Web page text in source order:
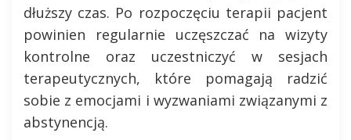
dłuższy czas. Po rozpoczęciu terapii pacjent
powinien regularnie uczęszczać na wizyty
kontrolne oraz uczestniczyć w sesjach
terapeutycznych, które pomagają radzić
sobie z emocjami i wyzwaniami związanymi z
abstynencją.